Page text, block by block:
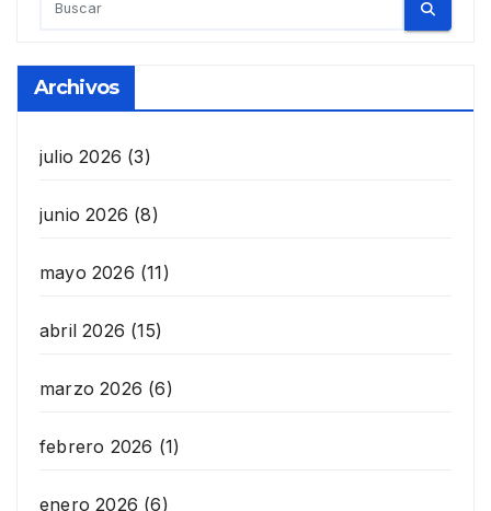
Archivos
julio 2026 (3)
junio 2026 (8)
mayo 2026 (11)
abril 2026 (15)
marzo 2026 (6)
febrero 2026 (1)
enero 2026 (6)